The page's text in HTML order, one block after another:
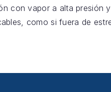
con vapor a alta presión
como si fuera de